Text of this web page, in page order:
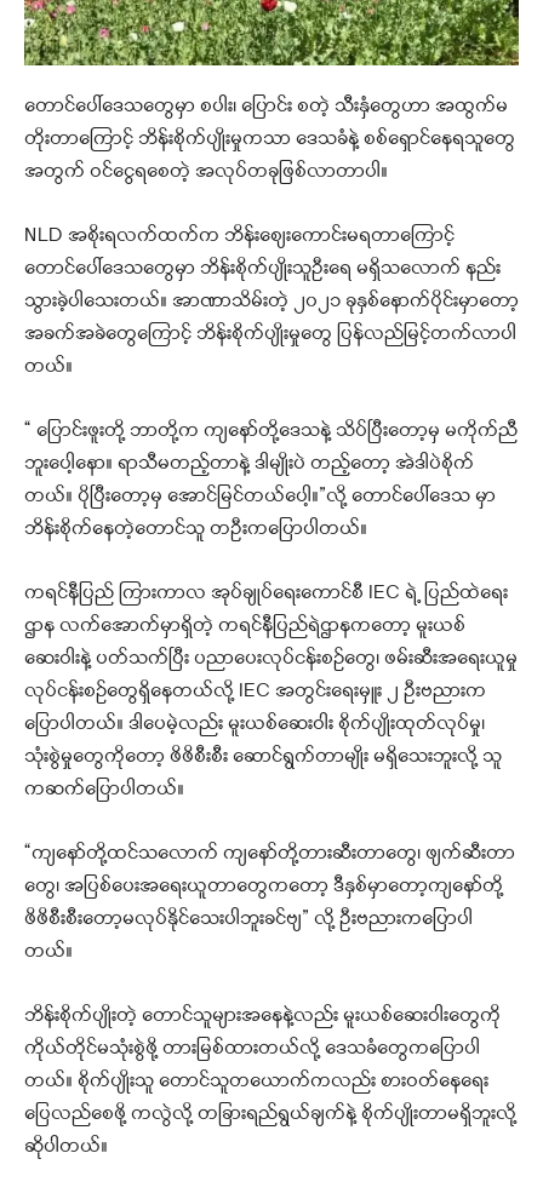
တောင်ပေါ်ဒေသတွေမှာ စပါး၊ ပြောင်း စတဲ့ သီးနှံတွေဟာ အထွက်မ
တိုးတာကြောင့် ဘိန်းစိုက်ပျိုးမှုကသာ ဒေသခံနဲ့ စစ်ရှောင်နေရသူတွေ
အတွက် ဝင်ငွေရစေတဲ့ အလုပ်တခုဖြစ်လာတာပါ။
NLD အစိုးရလက်ထက်က ဘိန်းစျေးကောင်းမရတာကြောင့်
တောင်ပေါ်ဒေသတွေမှာ ဘိန်းစိုက်ပျိုးသူဦးရေ မရှိသလောက် နည်း
သွားခဲ့ပါသေးတယ်။ အာဏာသိမ်းတဲ့ ၂၀၂၁ ခုနှစ်နောက်ပိုင်းမှာတော့
အခက်အခဲတွေကြောင့် ဘိန်းစိုက်ပျိုးမှုတွေ ပြန်လည်မြင့်တက်လာပါ
တယ်။
“ ပြောင်းဖူးတို့ ဘာတို့က ကျနော်တို့ဒေသနဲ့ သိပ်ပြီးတော့မှ မကိုက်ညီ
ဘူးပေါ့နော။ ရာသီမတည့်တာနဲ့ ဒါမျိုးပဲ တည့်တော့ အဲဒါပဲစိုက်
တယ်။ ပိုပြီးတော့မှ အောင်မြင်တယ်ပေါ့။”လို့ တောင်ပေါ်ဒေသ မှာ
ဘိန်းစိုက်နေတဲ့တောင်သူ တဦးကပြောပါတယ်။
ကရင်နီပြည် ကြားကာလ အုပ်ချုပ်ရေးကောင်စီ IEC ရဲ့ ပြည်ထဲရေး
ဌာန လက်အောက်မှာရှိတဲ့ ကရင်နီပြည်ရဲဌာနကတော့ မူးယစ်
ဆေးဝါးနဲ့ ပတ်သက်ပြီး ပညာပေးလုပ်ငန်းစဉ်တွေ၊ ဖမ်းဆီးအရေးယူမှု
လုပ်ငန်းစဉ်တွေရှိနေတယ်လို့ IEC အတွင်းရေးမှူး ၂ ဦးဗညားက
ပြောပါတယ်။ ဒါပေမဲ့လည်း မူးယစ်ဆေးဝါး စိုက်ပျိုးထုတ်လုပ်မှု၊
သုံးစွဲမှုတွေကိုတော့ ဖိဖိစီးစီး ဆောင်ရွက်တာမျိုး မရှိသေးဘူးလို့ သူ
ကဆက်ပြောပါတယ်။
“ကျနော်တို့ထင်သလောက် ကျနော်တို့တားဆီးတာတွေ၊ ဖျက်ဆီးတာ
တွေ၊ အပြစ်ပေးအရေးယူတာတွေကတော့ ဒီနှစ်မှာတော့ကျနော်တို့
ဖိဖိစီးစီးတော့မလုပ်နိုင်သေးပါဘူးခင်ဗျ” လို့ ဦးဗညားကပြောပါ
တယ်။
ဘိန်းစိုက်ပျိုးတဲ့ တောင်သူများအနေနဲ့လည်း မူးယစ်ဆေးဝါးတွေကို
ကိုယ်တိုင်မသုံးစွဲဖို့ တားမြစ်ထားတယ်လို့ ဒေသခံတွေကပြောပါ
တယ်။ စိုက်ပျိုးသူ တောင်သူတယောက်ကလည်း စားဝတ်နေရေး
ပြေလည်စေဖို့ ကလွဲလို့ တခြားရည်ရွယ်ချက်နဲ့ စိုက်ပျိုးတာမရှိဘူးလို့
ဆိုပါတယ်။